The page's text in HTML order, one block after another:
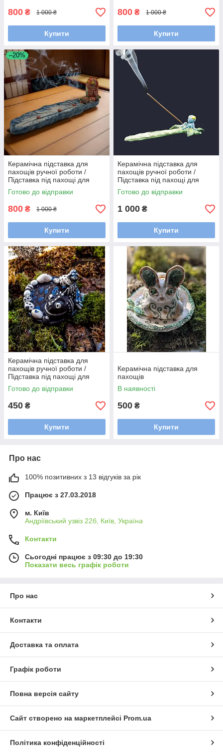
800 ₴ 1 000 ₴
Купити
800 ₴ 1 000 ₴
Купити
–20%
Керамічна підставка для
пахощів ручної роботи /
Підставка під пахощі для
аромапаличок
Готово до відправки
800 ₴ 1 000 ₴
Купити
Керамічна підставка для
пахощів ручної роботи /
Підставка під пахощі для
аромапаличок
Готово до відправки
1 000 ₴
Купити
Керамічна підставка для
пахощів ручної роботи /
Підставка під пахощі для
аромапаличок
Готово до відправки
450 ₴
Купити
Керамічна підставка для
пахощів
В наявності
500 ₴
Купити
Про нас
100% позитивних з 13 відгуків за рік
Працює з 27.03.2018
м. Київ
Андріївський узвіз 22б, Київ, Україна
Контакти
Сьогодні працює з 09:30 до 19:30
Показати весь графік роботи
Про нас
Контакти
Доставка та оплата
Графік роботи
Повна версія сайту
Сайт створено на маркетплейсі Prom.ua
Політика конфіденційності